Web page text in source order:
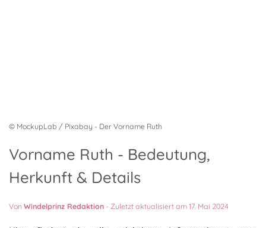
© MockupLab / Pixabay - Der Vorname Ruth
Vorname Ruth - Bedeutung,
Herkunft & Details
VonWindelprinz Redaktion - Zuletzt aktualisiert am 17. Mai 2024